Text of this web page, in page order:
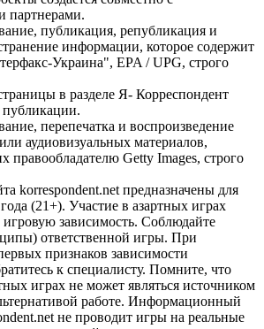
партнерами.
публикация, републикация и
информации, которое содержит
Украина", EPA / UPG, строго
в разделе Я- Корреспондент
публикации.
перепечатка и воспроизведение
аудиовизуальных материалов,
правообладателю Getty Images, строго
korrespondent.net предназначены для
(21+). Участие в азартных играх
зависимость. Соблюдайте
ответственной игры. При
признаков зависимости
к специалисту. Помните, что
играх не может являться источником
работе. Информационный
не проводит игры на реальные